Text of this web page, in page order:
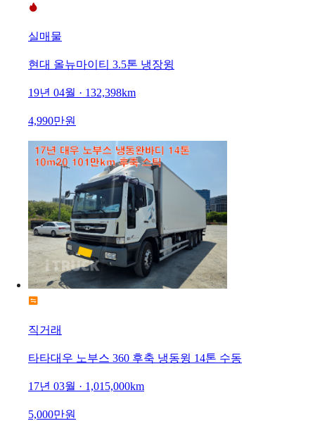
실매물
현대 올뉴마이티 3.5톤 냉장윙
19년 04월 · 132,398km
4,990만원
직거래
타타대우 노부스 360 후축 냉동윙 14톤 수동
17년 03월 · 1,015,000km
5,000만원